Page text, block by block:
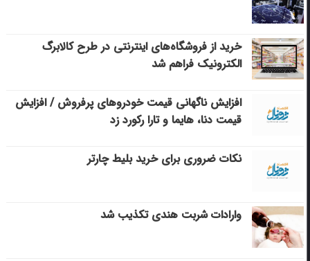
خرید از فروشگاه‌های اینترنتی در طرح کالابرگ
الکترونیک فراهم شد
افزایش ناگهانی قیمت خودروهای پرفروش / افزایش
قیمت دنا، هایما و تارا رکورد زد
نکات ضروری برای خرید بلیط چارتر
وارادات شربت هندی تکذیب شد